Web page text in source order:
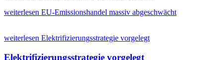
weiterlesen EU-Emissionshandel massiv abgeschwächt
weiterlesen Elektrifizierungsstrategie vorgelegt
Elektrifizierungsstrategie vorgelegt